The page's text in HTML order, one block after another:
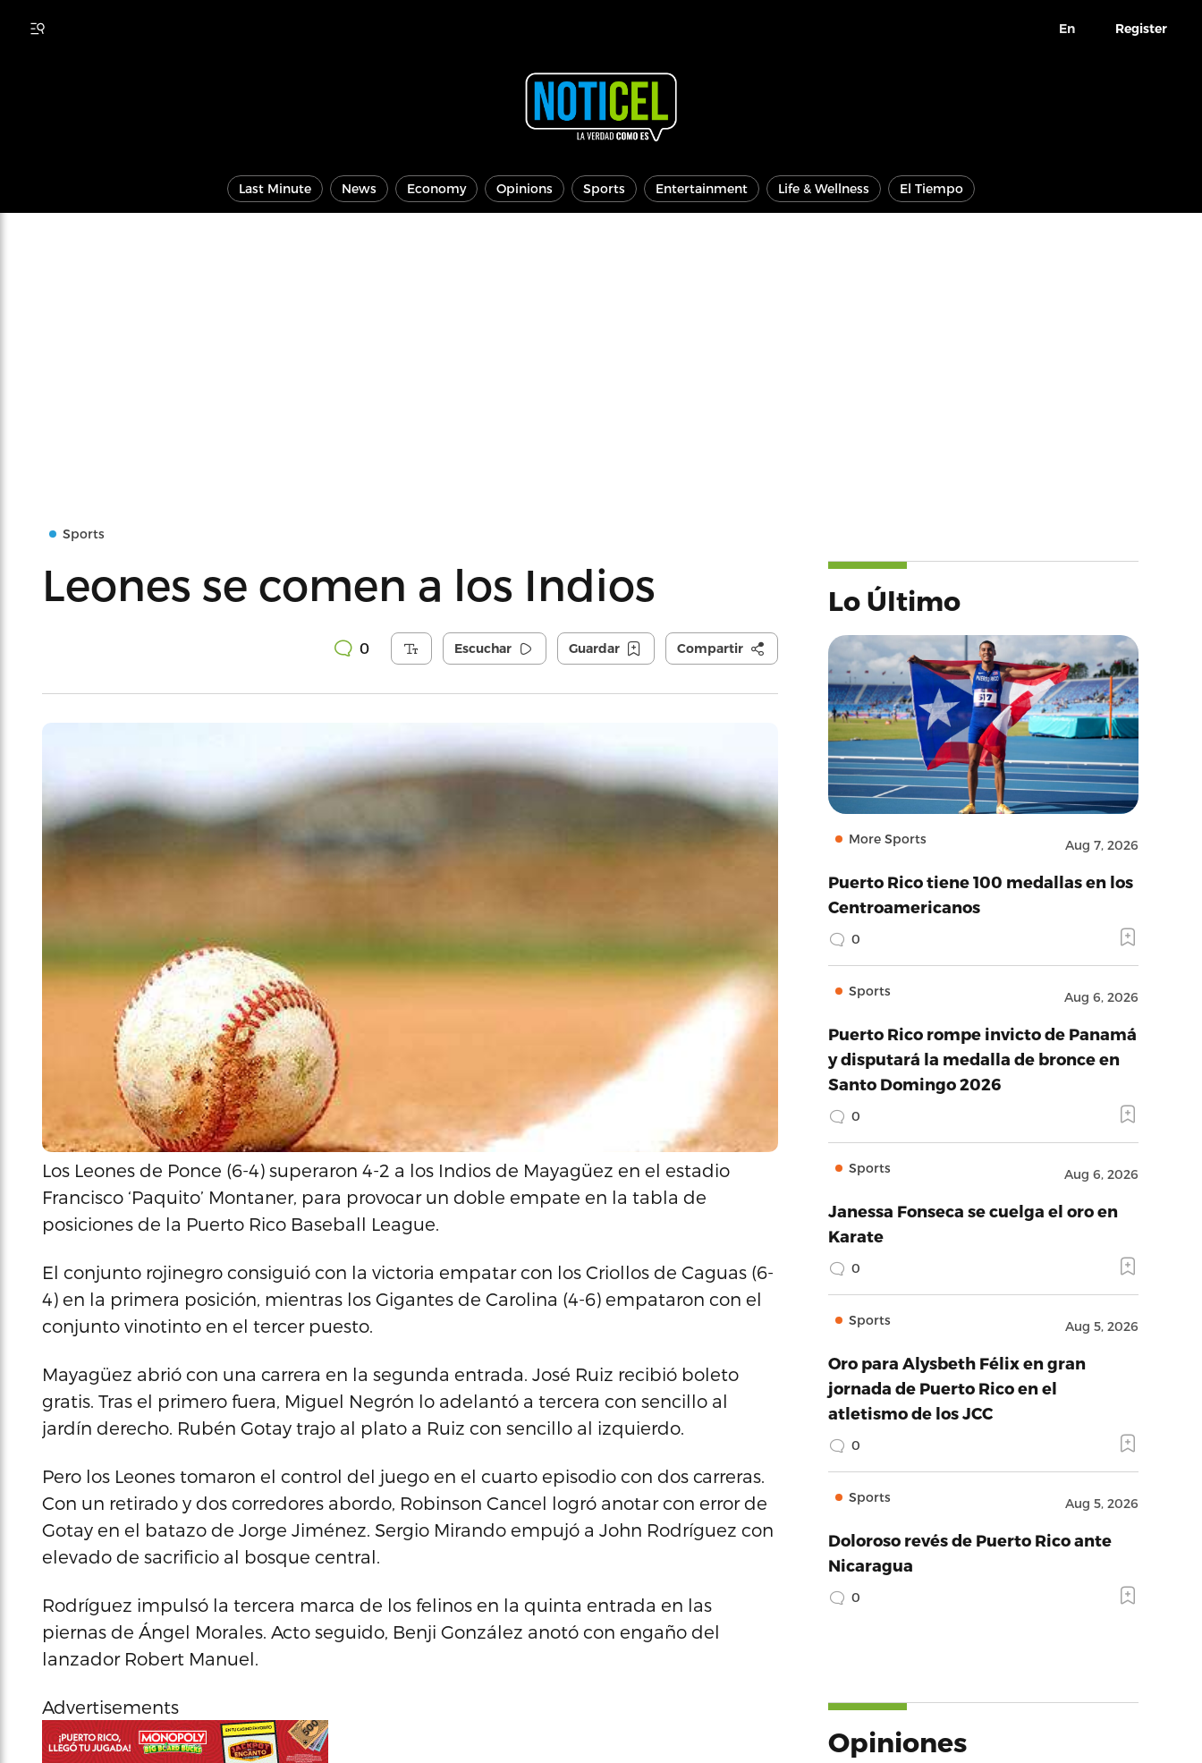
En Register
Last Minute News Economy Opinions Sports Entertainment Life & Wellness El Tiempo
Sports
Leones se comen a los Indios
0 Escuchar Guardar Compartir
Los Leones de Ponce (6-4) superaron 4-2 a los Indios de Mayagüez en el estadio
Francisco ‘Paquito’ Montaner, para provocar un doble empate en la tabla de
posiciones de la Puerto Rico Baseball League.
El conjunto rojinegro consiguió con la victoria empatar con los Criollos de Caguas (6-
4) en la primera posición, mientras los Gigantes de Carolina (4-6) empataron con el
conjunto vinotinto en el tercer puesto.
Mayagüez abrió con una carrera en la segunda entrada. José Ruiz recibió boleto
gratis. Tras el primero fuera, Miguel Negrón lo adelantó a tercera con sencillo al
jardín derecho. Rubén Gotay trajo al plato a Ruiz con sencillo al izquierdo.
Pero los Leones tomaron el control del juego en el cuarto episodio con dos carreras.
Con un retirado y dos corredores abordo, Robinson Cancel logró anotar con error de
Gotay en el batazo de Jorge Jiménez. Sergio Mirando empujó a John Rodríguez con
elevado de sacrificio al bosque central.
Rodríguez impulsó la tercera marca de los felinos en la quinta entrada en las
piernas de Ángel Morales. Acto seguido, Benji González anotó con engaño del
lanzador Robert Manuel.
Advertisements
Lo Último
More Sports Aug 7, 2026
Puerto Rico tiene 100 medallas en los
Centroamericanos
0
Sports Aug 6, 2026
Puerto Rico rompe invicto de Panamá
y disputará la medalla de bronce en
Santo Domingo 2026
0
Sports Aug 6, 2026
Janessa Fonseca se cuelga el oro en
Karate
0
Sports Aug 5, 2026
Oro para Alysbeth Félix en gran
jornada de Puerto Rico en el
atletismo de los JCC
0
Sports Aug 5, 2026
Doloroso revés de Puerto Rico ante
Nicaragua
0
Opiniones